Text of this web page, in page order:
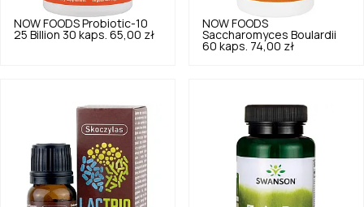
NOW FOODS Probiotic-10
25 Billion 30 kaps. 65,00 zł
NOW FOODS
Saccharomyces Boulardii
60 kaps. 74,00 zł